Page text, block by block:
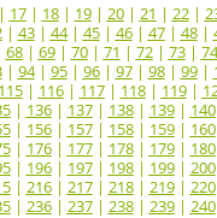
17| 18| 19| 20| 21 | 22|
| 43| 44| 45| 46| 47| 48|
68| 69| 70| 71 | 72| 73| 74
| 94| 95| 96| 97| 98| 99|
115| 116| 117| 118| 119|
| 136| 137| 138| 139| 140
| 156| 157| 158| 159| 160
| 176| 177| 178| 179| 180
| 196| 197| 198| 199| 200
| 216| 217| 218| 219| 220
| 236| 237| 238| 239| 240